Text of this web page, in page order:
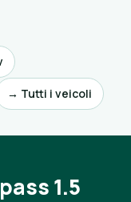
→ Tutti i veicoli
1.5